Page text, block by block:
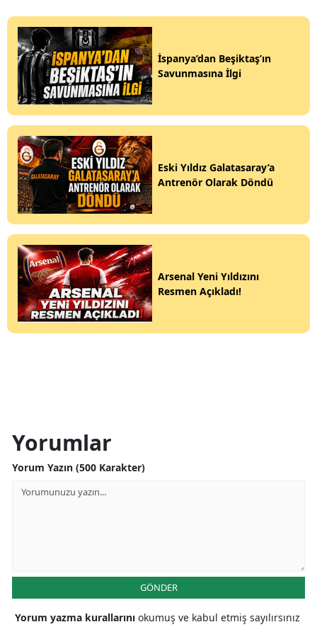
İspanya’dan Beşiktaş’ın
Savunmasına İlgi
Eski Yıldız Galatasaray’a
Antrenör Olarak Döndü
Arsenal Yeni Yıldızını
Resmen Açıkladı!
Yorumlar
Yorum Yazın (500 Karakter)
GÖNDER
Yorum yazma kurallarını okumuş ve kabul etmiş sayılırsınız